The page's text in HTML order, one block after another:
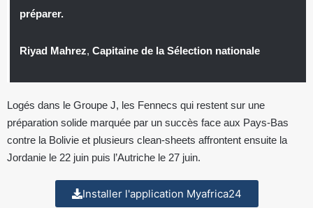
préparer.
Riyad Mahrez, Capitaine de la Sélection nationale
Logés dans le Groupe J, les Fennecs qui restent sur une
préparation solide marquée par un succès face aux Pays-Bas
contre la Bolivie et plusieurs clean-sheets affrontent ensuite la
Jordanie le 22 juin puis l’Autriche le 27 juin.
Installer l'application Myafrica24